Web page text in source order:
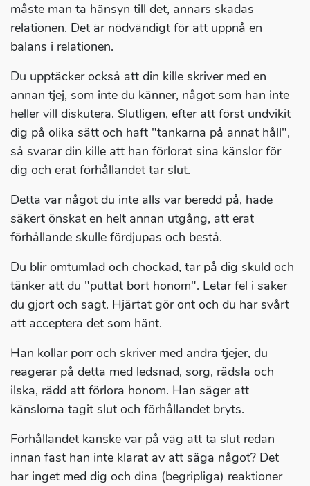
måste man ta hänsyn till det, annars skadas
relationen. Det är nödvändigt för att uppnå en
balans i relationen.
Du upptäcker också att din kille skriver med en
annan tjej, som inte du känner, något som han inte
heller vill diskutera. Slutligen, efter att först undvikit
dig på olika sätt och haft "tankarna på annat håll",
så svarar din kille att han förlorat sina känslor för
dig och erat förhållandet tar slut.
Detta var något du inte alls var beredd på, hade
säkert önskat en helt annan utgång, att erat
förhållande skulle fördjupas och bestå.
Du blir omtumlad och chockad, tar på dig skuld och
tänker att du "puttat bort honom". Letar fel i saker
du gjort och sagt. Hjärtat gör ont och du har svårt
att acceptera det som hänt.
Han kollar porr och skriver med andra tjejer, du
reagerar på detta med ledsnad, sorg, rädsla och
ilska, rädd att förlora honom. Han säger att
känslorna tagit slut och förhållandet bryts.
Förhållandet kanske var på väg att ta slut redan
innan fast han inte klarat av att säga något? Det
har inget med dig och dina (begripliga) reaktioner